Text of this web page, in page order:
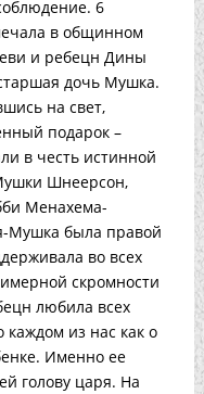
6
в общинном
и ребецн Дины
дочь Мушка.
на свет,
подарок –
в честь истинной
Шнеерсон,
Менахема-
Мушка была правой
во всех
скромности
любила всех
каждом из нас как о
Именно ее
голову царя. На